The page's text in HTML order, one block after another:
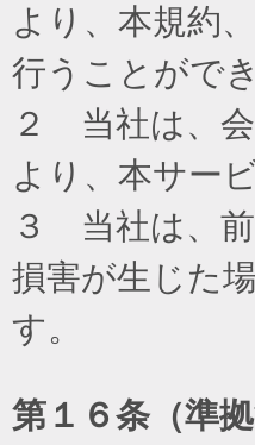
より、本規約
行うことがで
２ 当社は、
より、本サー
３ 当社は、
損害が生じた
す。
第１６条（準拠